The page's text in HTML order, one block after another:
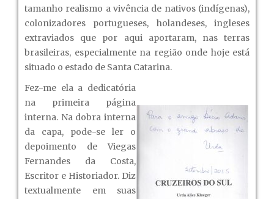
tamanho realismo a vivência de nativos (indígenas),
colonizadores portugueses, holandeses, ingleses
extraviados que por aqui aportaram, nas terras
brasileiras, especialmente na região onde hoje está
situado o estado de Santa Catarina.
Fez-me ela a dedicatória
na primeira página
interna. Na dobra interna
da capa, pode-se ler o
depoimento de Viegas
Fernandes da Costa,
Escritor e Historiador. Diz
textualmente em suas